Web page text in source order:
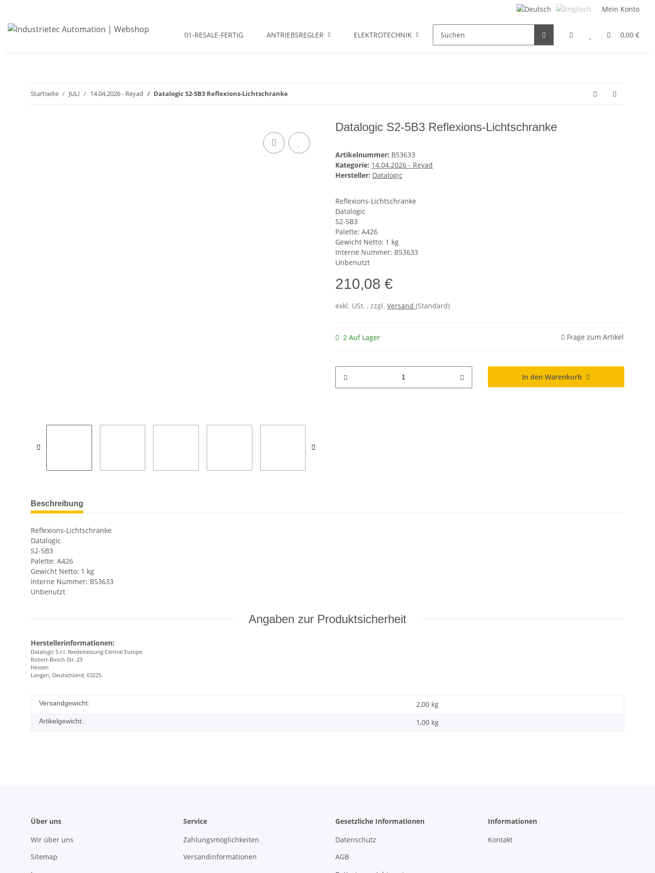
Mein Konto
0,00 €
01-RESALE-FERTIG ANTRIEBSREGLER ELEKTROTECHNIK FILTER / DROSSEL GETRIEBEMOTOREN HYDRAULIK
Startseite JULI 14.04.2026 - Reyad Datalogic S2-5B3 Reflexions-Lichtschranke
Datalogic S2-5B3 Reflexions-Lichtschranke
Artikelnummer: B53633
Kategorie: 14.04.2026 - Reyad
Hersteller: Datalogic
Reflexions-Lichtschranke
Datalogic
S2-5B3
Palette: A426
Gewicht Netto: 1 kg
Interne Nummer: B53633
Unbenutzt
210,08 €
exkl. USt. , zzgl. Versand (Standard)
2 Auf Lager Frage zum Artikel
In den Warenkorb
Beschreibung
Reflexions-Lichtschranke
Datalogic
S2-5B3
Palette: A426
Gewicht Netto: 1 kg
Interne Nummer: B53633
Unbenutzt
Angaben zur Produktsicherheit
Herstellerinformationen:
Datalogic S.r.l. Niederlassung Central Europe
Robert-Bosch-Str. 23
Hessen
Langen, Deutschland, 63225
Versandgewicht: 2,00 kg
Artikelgewicht: 1,00 kg
Über uns
Wir über uns
Sitemap
Service
Zahlungsmöglichkeiten
Versandinformationen
Gesetzliche Informationen
Datenschutz
AGB
Informationen
Kontakt